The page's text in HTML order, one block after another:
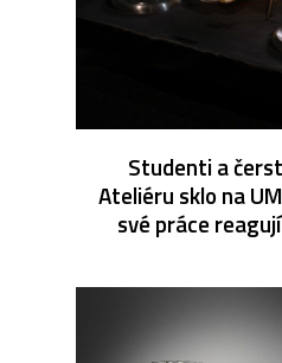
Studenti a
Ateliéru sklo na
své práce